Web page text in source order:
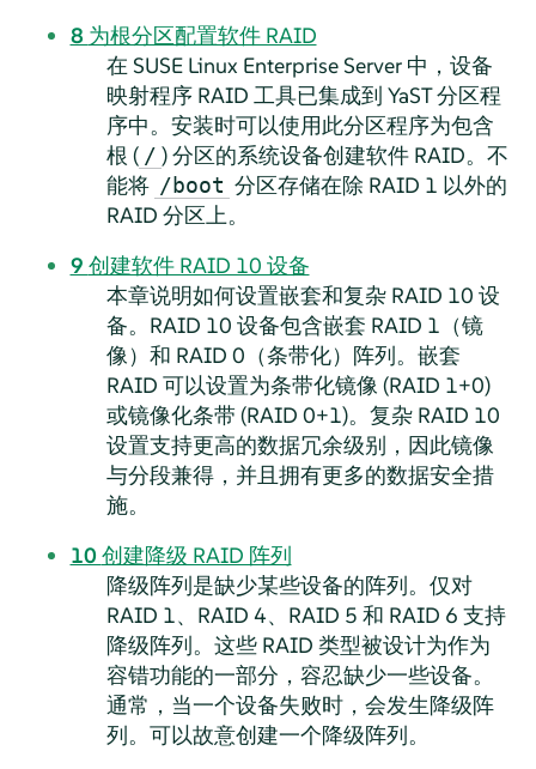
8 为根分区配置软件 RAID
在 SUSE Linux Enterprise Server中，设备
映射程序 RAID 工具已集成到 YaST 分区程
序中。安装时可以使用此分区程序为包含
根 ( / ) 分区的系统设备创建软件 RAID。不
能将 /boot 分区存储在除 RAID 1 以外的
RAID 分区上。
9 创建软件 RAID 10 设备
本章说明如何设置嵌套和复杂 RAID 10 设
备。RAID 10 设备包含嵌套 RAID 1（镜
像）和 RAID 0（条带化）阵列。嵌套
RAID 可以设置为条带化镜像 (RAID 1+0)
或镜像化条带 (RAID 0+1)。复杂 RAID 10
设置支持更高的数据冗余级别，因此镜像
与分段兼得，并且拥有更多的数据安全措
施。
10创建降级 RAID 阵列
降级阵列是缺少某些设备的阵列。仅对
RAID 1、RAID 4、RAID 5 和 RAID 6 支持
降级阵列。这些 RAID 类型被设计为作为
容错功能的一部分，容忍缺少一些设备。
通常，当一个设备失败时，会发生降级阵
列。可以故意创建一个降级阵列。